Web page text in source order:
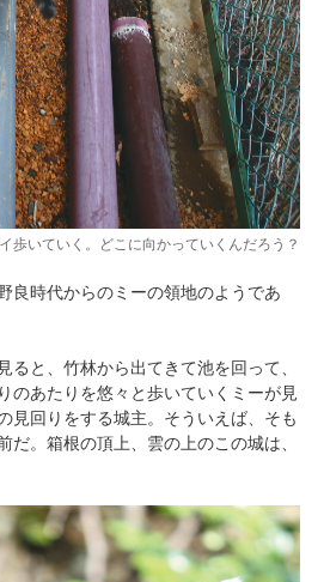
歩いていく。どこに向かっていくんだろう？
良時代からのミーの領地のようであ
ると、竹林から出てきて池を回って、
のあたりを悠々と歩いていくミーが見
見回りをする城主。そういえば、そも
だ。箱根の頂上、雲の上のこの城は、